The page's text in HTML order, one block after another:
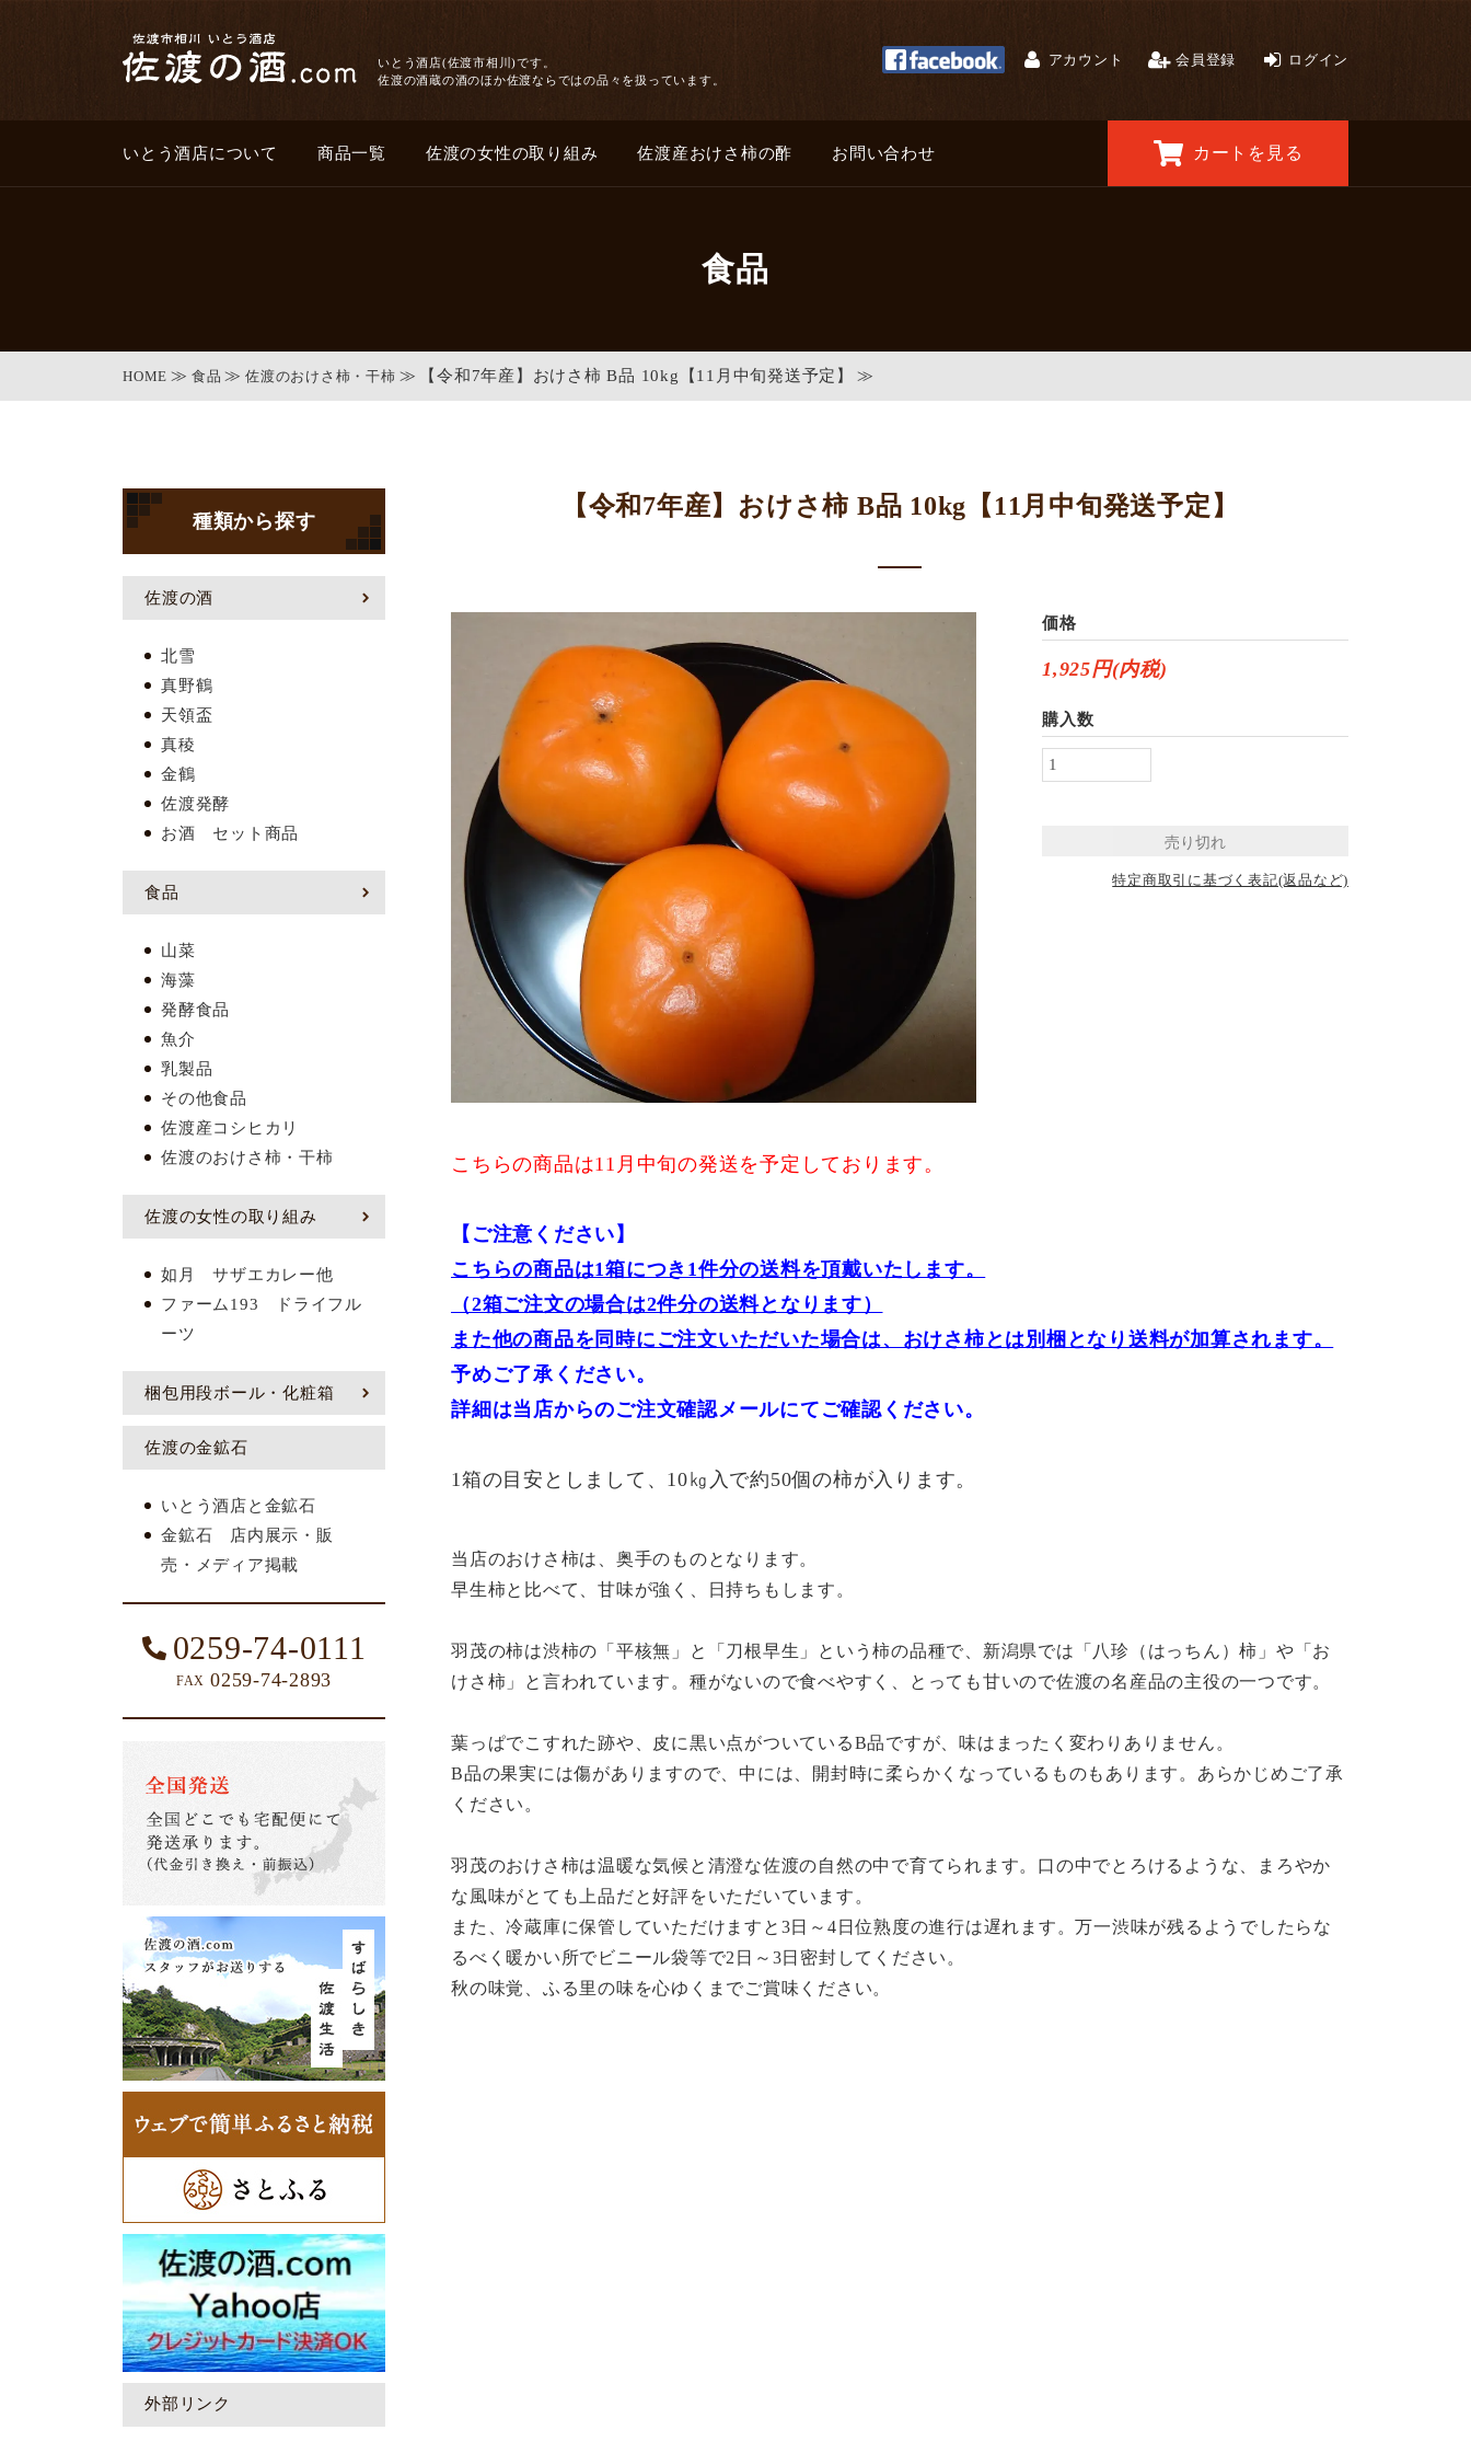
いとう酒店(佐渡市相川)です。
佐渡の酒蔵の酒のほか佐渡ならではの品々を扱っています。
アカウント 会員登録 ログイン
カートを見る
いとう酒店について 商品一覧 佐渡の女性の取り組み 佐渡産おけさ柿の酢 お問い合わせ
食品
HOME 食品 佐渡のおけさ柿・干柿 【令和7年産】おけさ柿 B品 10kg【11月中旬発送予定】
【令和7年産】おけさ柿 B品 10kg【11月中旬発送予定】
価格
1,925円(内税)
購入数
特定商取引に基づく表記(返品など)
こちらの商品は11月中旬の発送を予定しております。
【ご注意ください】
こちらの商品は1箱につき1件分の送料を頂戴いたします。
（2箱ご注文の場合は2件分の送料となります）
また他の商品を同時にご注文いただいた場合は、おけさ柿とは別梱となり送料が加算されます。
予めご了承ください。
詳細は当店からのご注文確認メールにてご確認ください。
1箱の目安としまして、10㎏入で約50個の柿が入ります。
当店のおけさ柿は、奥手のものとなります。
早生柿と比べて、甘味が強く、日持ちもします。
羽茂の柿は渋柿の「平核無」と「刀根早生」という柿の品種で、新潟県では「八珍（はっちん）柿」や「お
けさ柿」と言われています。種がないので食べやすく、とっても甘いので佐渡の名産品の主役の一つです。
葉っぱでこすれた跡や、皮に黒い点がついているB品ですが、味はまったく変わりありません。
B品の果実には傷がありますので、中には、開封時に柔らかくなっているものもあります。あらかじめご了承
ください。
羽茂のおけさ柿は温暖な気候と清澄な佐渡の自然の中で育てられます。口の中でとろけるような、まろやか
な風味がとても上品だと好評をいただいています。
また、冷蔵庫に保管していただけますと3日～4日位熟度の進行は遅れます。万一渋味が残るようでしたらな
るべく暖かい所でビニール袋等で2日～3日密封してください。
秋の味覚、ふる里の味を心ゆくまでご賞味ください。
種類から探す
佐渡の酒
北雪
真野鶴
天領盃
真稜
金鶴
佐渡発酵
お酒 セット商品
食品
山菜
海藻
発酵食品
魚介
乳製品
その他食品
佐渡産コシヒカリ
佐渡のおけさ柿・干柿
佐渡の女性の取り組み
如月 サザエカレー他
ファーム193 ドライフル
ーツ
梱包用段ボール・化粧箱
佐渡の金鉱石
いとう酒店と金鉱石
金鉱石 店内展示・販
売・メディア掲載
0259-74-0111
FAX 0259-74-2893
外部リンク